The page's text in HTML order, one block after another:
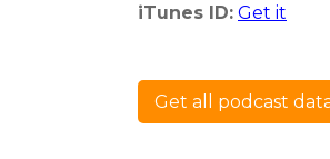
iTunes ID: Get it
Get all podcast